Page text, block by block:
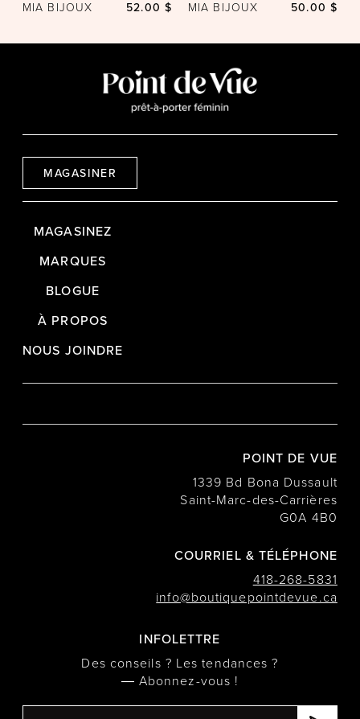
MIA BIJOUX 52.00 $ MIA BIJOUX 50.00 $
MAGASINER
MAGASINEZ
MARQUES
BLOGUE
À PROPOS
NOUS JOINDRE
POINT DE VUE
1339 Bd Bona Dussault
Saint-Marc-des-Carrières
G0A 4B0
COURRIEL & TÉLÉPHONE
418-268-5831
info@boutiquepointdevue.ca
INFOLETTRE
Des conseils ? Les tendances ?
― Abonnez-vous !